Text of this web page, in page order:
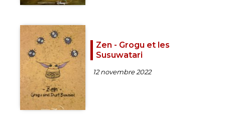
Zen - Grogu et les
Susuwatari
12 novembre 2022